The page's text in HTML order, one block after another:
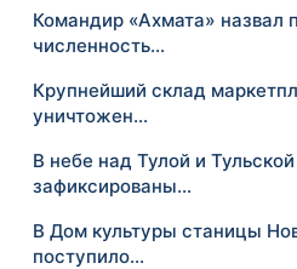
Командир «Ахмата» назвал
численность…
Крупнейший склад
уничтожен…
В небе над Тулой и
зафиксированы…
В Дом культуры станицы
поступило…